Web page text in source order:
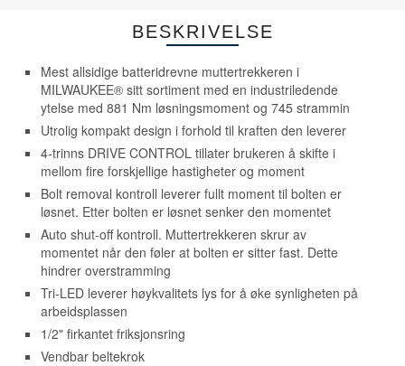
BESKRIVELSE
Mest allsidige batteridrevne muttertrekkeren i
MILWAUKEE® sitt sortiment med en industriledende
ytelse med 881 Nm løsningsmoment og 745 strammin
Utrolig kompakt design i forhold til kraften den leverer
4-trinns DRIVE CONTROL tillater brukeren å skifte i
mellom fire forskjellige hastigheter og moment
Bolt removal kontroll leverer fullt moment til bolten er
løsnet. Etter bolten er løsnet senker den momentet
Auto shut-off kontroll. Muttertrekkeren skrur av
momentet når den føler at bolten er sitter fast. Dette
hindrer overstramming
Tri-LED leverer høykvalitets lys for å øke synligheten på
arbeidsplassen
1/2" firkantet friksjonsring
Vendbar beltekrok